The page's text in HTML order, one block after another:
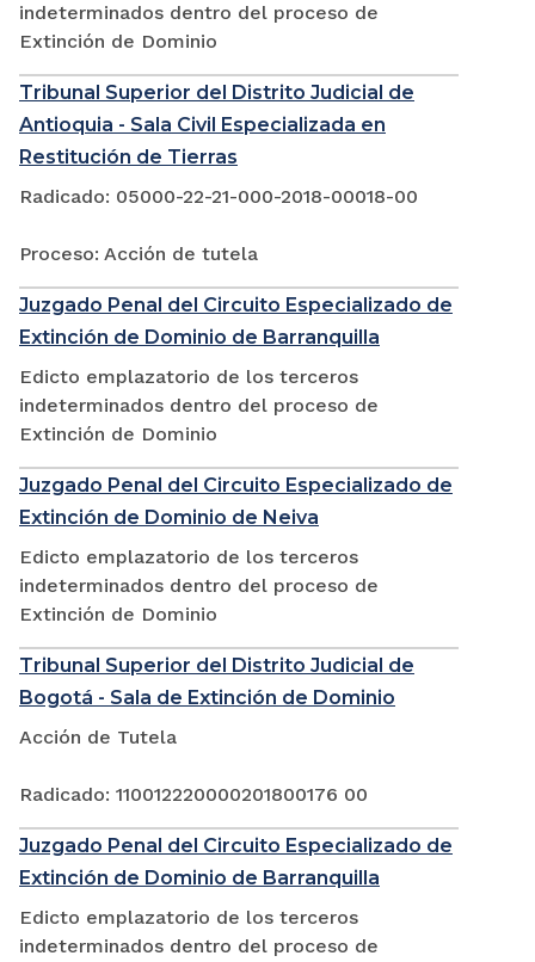
indeterminados dentro del proceso de
Extinción de Dominio
Tribunal Superior del Distrito Judicial de
Antioquia - Sala Civil Especializada en
Restitución de Tierras
Radicado: 05000-22-21-000-2018-00018-00
Proceso: Acción de tutela
Juzgado Penal del Circuito Especializado de
Extinción de Dominio de Barranquilla
Edicto emplazatorio de los terceros
indeterminados dentro del proceso de
Extinción de Dominio
Juzgado Penal del Circuito Especializado de
Extinción de Dominio de Neiva
Edicto emplazatorio de los terceros
indeterminados dentro del proceso de
Extinción de Dominio
Tribunal Superior del Distrito Judicial de
Bogotá - Sala de Extinción de Dominio
Acción de Tutela
Radicado: 110012220000201800176 00
Juzgado Penal del Circuito Especializado de
Extinción de Dominio de Barranquilla
Edicto emplazatorio de los terceros
indeterminados dentro del proceso de